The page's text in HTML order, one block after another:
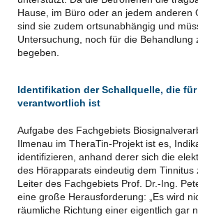
Hause, im Büro oder an jedem anderen
sind sie zudem ortsunabhängig und
Untersuchung, noch für die Behandlung
begeben.
Identifikation der Schallquelle, die
verantwortlich ist
Aufgabe des Fachgebiets
Ilmenau im TheraTin-Projekt ist es,
identifizieren, anhand derer sich die
des Hörapparats eindeutig dem Tinnitus
Leiter des Fachgebiets Prof. Dr.-Ing.
eine große Herausforderung: „Es wird
räumliche Richtung einer eigentlich gar